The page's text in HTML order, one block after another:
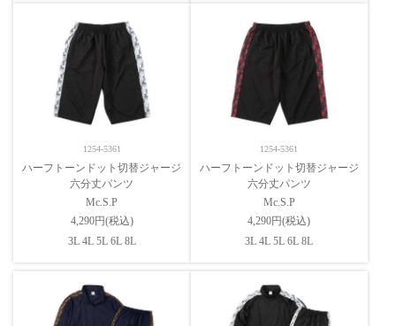
1254-5361
ハーフトーンドット切替ジャージ
六分丈パンツ
Mc.S.P
4,290円(税込)
3L 4L 5L 6L 8L
1254-5361
ハーフトーンドット切替ジャージ
六分丈パンツ
Mc.S.P
4,290円(税込)
3L 4L 5L 6L 8L